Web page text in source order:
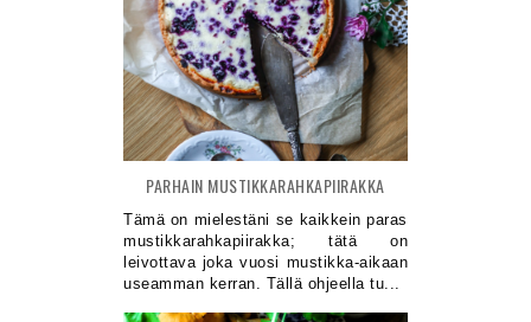
PARHAIN MUSTIKKARAHKAPIIRAKKA
Tämä on mielestäni se kaikkein paras
mustikkarahkapiirakka; tätä on
leivottava joka vuosi mustikka-aikaan
useamman kerran. Tällä ohjeella tu...